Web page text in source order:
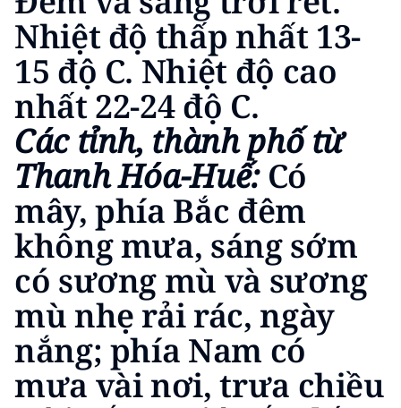
Chuyên trang TP. Hồ Chí Minh
CHUYÊN ĐỀ
CÁC CHUYÊN TRANG
VỀ BÁO NHÂN DÂN
THỜI NAY
NHÂN DÂN CUỐI TUẦN
NHÂN DÂN HẰNG THÁNG
MUA BÁO
ĐỌC BÁO IN
Nhiệt độ thấp nhất 13-
15 độ C. Nhiệt độ cao
nhất 22-24 độ C.
Các tỉnh, thành phố từ
Thanh Hóa-Huế: Có
mây, phía Bắc đêm
không mưa, sáng sớm
có sương mù và sương
mù nhẹ rải rác, ngày
nắng; phía Nam có
mưa vài nơi, trưa chiều